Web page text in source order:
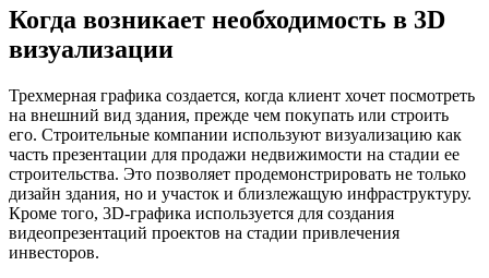
Когда возникает необходимость в 3D
визуализации
Трехмерная графика создается, когда клиент хочет посмотреть
на внешний вид здания, прежде чем покупать или строить
его. Строительные компании используют визуализацию как
часть презентации для продажи недвижимости на стадии ее
строительства. Это позволяет продемонстрировать не только
дизайн здания, но и участок и близлежащую инфраструктуру.
Кроме того, 3D-графика используется для создания
видеопрезентаций проектов на стадии привлечения
инвесторов.